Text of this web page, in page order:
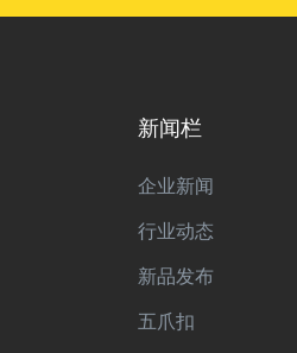
新闻栏
企业新闻
行业动态
新品发布
五爪扣